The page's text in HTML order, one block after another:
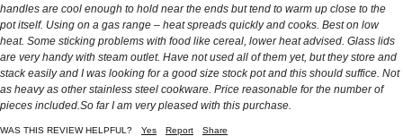
handles are cool enough to hold near the ends but tend to warm up close to the
pot itself. Using on a gas range – heat spreads quickly and cooks. Best on low
heat. Some sticking problems with food like cereal, lower heat advised. Glass lids
are very handy with steam outlet. Have not used all of them yet, but they store and
stack easily and I was looking for a good size stock pot and this should suffice. Not
as heavy as other stainless steel cookware. Price reasonable for the number of
pieces included.So far I am very pleased with this purchase.
WAS THIS REVIEW HELPFUL? Yes Report Share